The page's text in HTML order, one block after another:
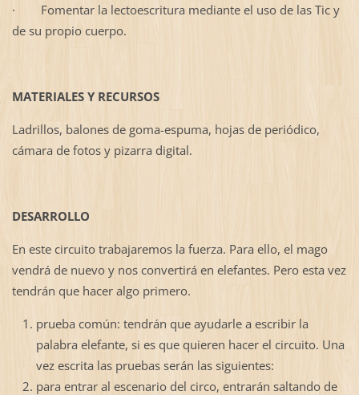
·
Fomentar la lectoescritura mediante el uso de las Tic y
de su propio cuerpo.
MATERIALES Y RECURSOS
Ladrillos, balones de goma-espuma, hojas de periódico,
cámara de fotos y pizarra digital.
DESARROLLO
En este circuito trabajaremos la fuerza. Para ello, el mago
vendrá de nuevo y nos convertirá en elefantes. Pero esta vez
tendrán que hacer algo primero.
prueba común: tendrán que ayudarle a escribir la
palabra elefante, si es que quieren hacer el circuito. Una
vez escrita las pruebas serán las siguientes:
para entrar al escenario del circo, entrarán saltando de